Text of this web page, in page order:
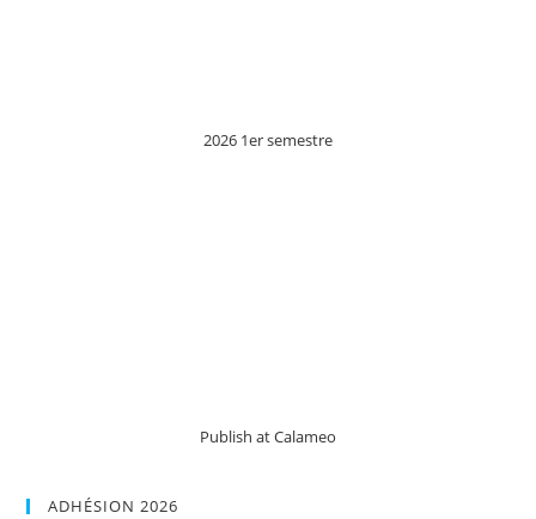
2026 1er semestre
Publish at Calameo
ADHÉSION 2026